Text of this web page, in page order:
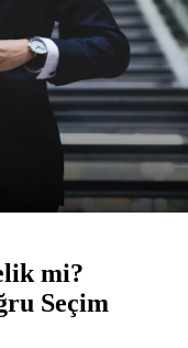
mi?
Seçim